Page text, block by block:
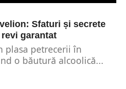
Sfaturi și secrete
garantat
plasa petrecerii în
o băutură alcoolică...